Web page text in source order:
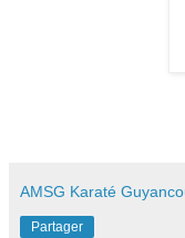
AMSG Karaté
Partager